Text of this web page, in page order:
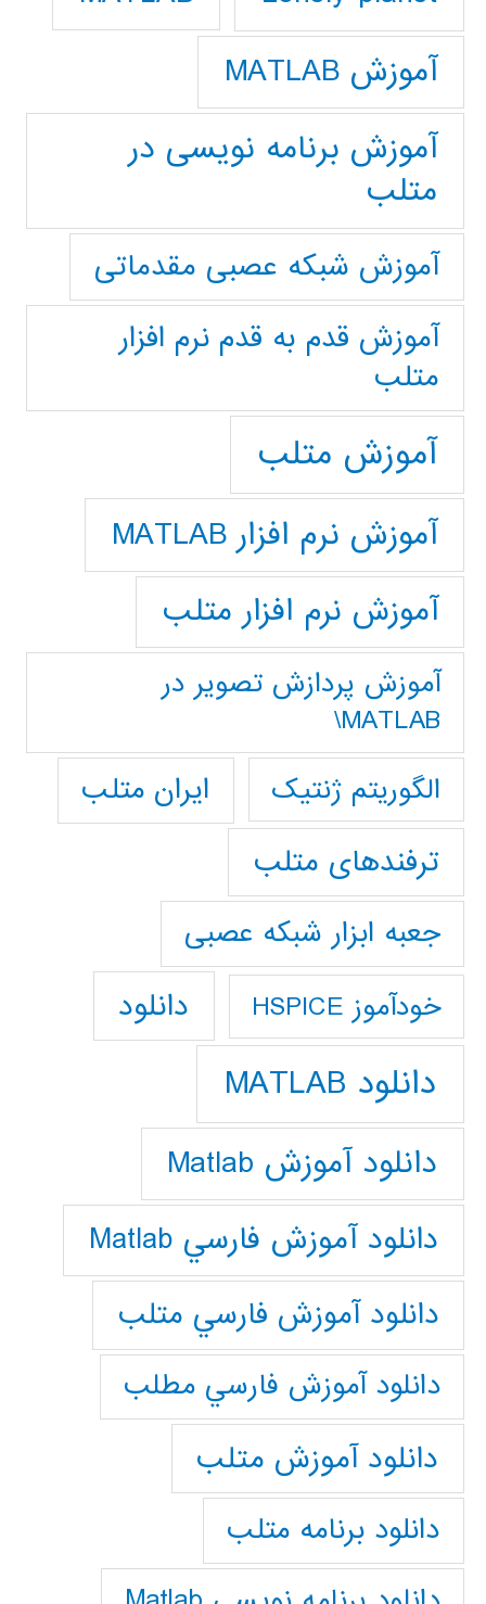
آموزش MATLAB
آموزش برنامه نویسی در
متلب
آموزش شبکه عصبی مقدماتی
آموزش قدم به قدم نرم افزار
متلب
آموزش متلب
آموزش نرم افزار MATLAB
آموزش نرم افزار متلب
آموزش پردازش تصوير در
MATLAB\
الگوریتم ژنتیک
ایران متلب
ترفندهای متلب
جعبه ابزار شبکه عصبی
خودآموز HSPICE دانلود
دانلود MATLAB
دانلود آموزش Matlab
دانلود آموزش فارسي Matlab
دانلود آموزش فارسي متلب
دانلود آموزش فارسي مطلب
دانلود آموزش متلب
دانلود برنامه متلب